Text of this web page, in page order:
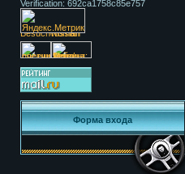
Verification: 692ca1758c85e757
Форма входа